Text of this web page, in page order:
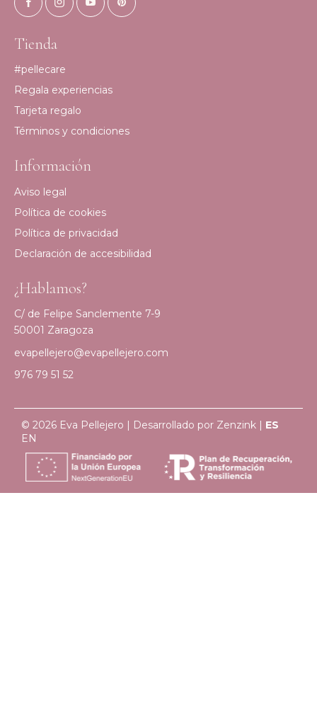
Tienda
#pellecare
Regala experiencias
Tarjeta regalo
Términos y condiciones
Información
Aviso legal
Política de cookies
Política de privacidad
Declaración de accesibilidad
¿Hablamos?
C/ de Felipe Sanclemente 7-9
50001 Zaragoza
evapellejero@evapellejero.com
976 79 51 52
© 2026 Eva Pellejero | Desarrollado por Zenzink | ES
EN